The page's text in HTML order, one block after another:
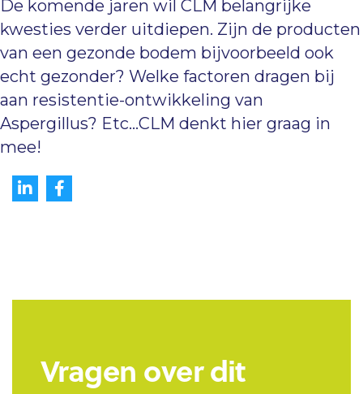
De komende jaren wil CLM belangrijke
kwesties verder uitdiepen. Zijn de producten
van een gezonde bodem bijvoorbeeld ook
echt gezonder? Welke factoren dragen bij
aan resistentie-ontwikkeling van
Aspergillus? Etc...CLM denkt hier graag in
mee!
Vragen over dit